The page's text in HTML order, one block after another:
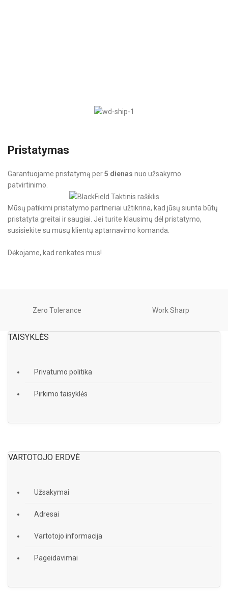
Pristatymas
Garantuojame pristatymą per5 dienas nuo užsakymo
patvirtinimo.
Mūsų patikimi pristatymo partneriai užtikrina, kad jūsų siunta būtų
pristatyta greitai ir saugiai. Jei turite klausimų dėl pristatymo,
susisiekite su mūsų klientų aptarnavimo komanda.
Dėkojame, kad renkates mus!
Zero Tolerance Work Sharp
TAISYKLĖS
Privatumo politika
Pirkimo taisyklės
VARTOTOJO ERDVĖ
Užsakymai
Adresai
Vartotojo informacija
Pageidavimai